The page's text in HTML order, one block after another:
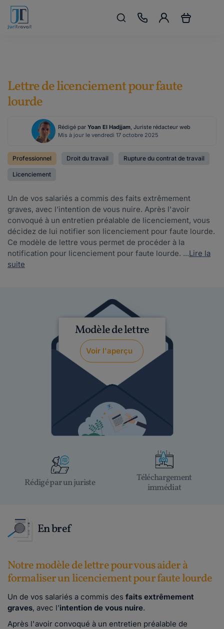
Modèle de lettre
Voir l'aperçu
Lettre de licenciement pour faute
lourde
Rédigé par Yoan El Hadjjam, Juriste rédacteur web
Mis à jour le vendredi 17 octobre 2025
Professionnel Droit du travail Rupture du contrat de travail
Licenciement
Un de vos salariés a commis des faits extrêmement
graves, avec l’intention de vous nuire. Après l'avoir
convoqué à un entretien préalable de licenciement, vous
décidez de lui notifier son licenciement pour faute lourde.
Ce modèle de lettre vous permet de procéder à la
notification pour licenciement pour faute lourde. ...Lire la
suite
Rédigé par un juriste
Téléchargement
immédiat
En bref
Notre modèle de lettre pour vous aider à
formaliser un licenciement pour faute lourde
Un de vos salariés a commis des faits extrêmement
graves, avec l’intention de vous nuire.
Après l'avoir convoqué à un entretien préalable de